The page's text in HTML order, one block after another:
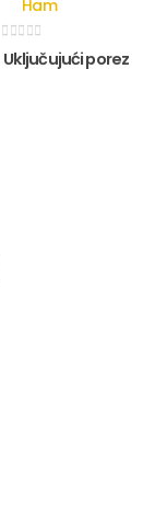
Ham
out of 5
Uključujući porez